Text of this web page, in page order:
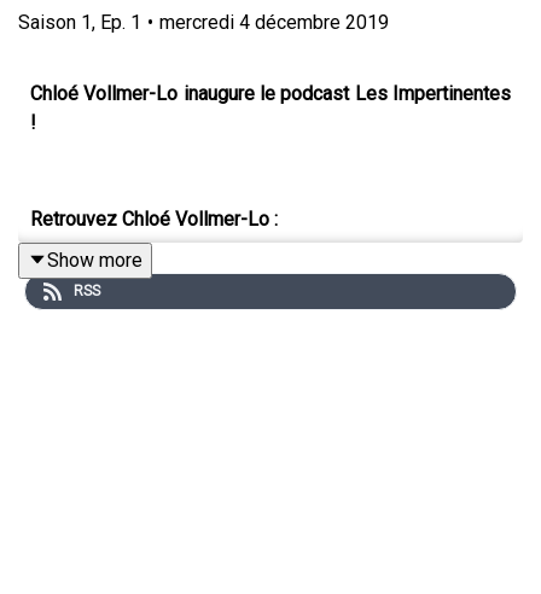
Saison 1, Ep. 1 • mercredi 4 décembre 2019
Chloé Vollmer-Lo inaugure le podcast Les Impertinentes
!
Retrouvez Chloé Vollmer-Lo :
*Surson compte Instagram
*Surson site Internet
Show more
RSS